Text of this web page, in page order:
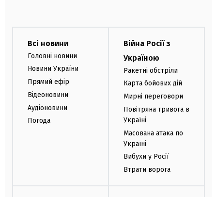
Всі новини
Головні новини
Новини України
Прямий ефір
Відеоновини
Аудіоновини
Погода
Війна Росії з
Україною
Ракетні обстріли
Карта бойових дій
Мирні переговори
Повітряна тривога в
Україні
Масована атака по
Україні
Вибухи у Росії
Втрати ворога